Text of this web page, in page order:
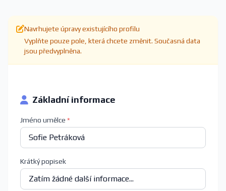
Navrhujete úpravy existujícího profilu
Vyplňte pouze pole, která chcete změnit. Současná data
jsou předvyplněna.
Základní informace
Jméno umělce *
Krátký popisek